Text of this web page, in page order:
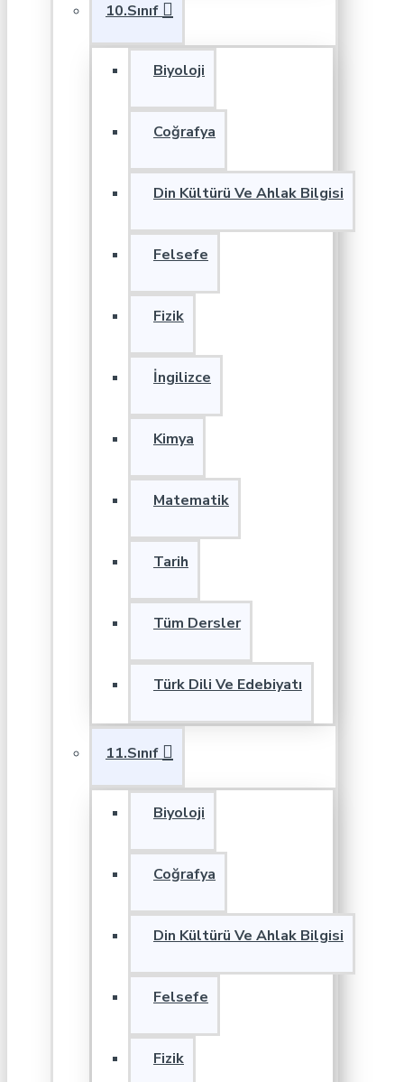
10.Sınıf
Biyoloji
Coğrafya
Din Kültürü Ve Ahlak Bilgisi
Felsefe
Fizik
İngilizce
Kimya
Matematik
Tarih
Tüm Dersler
Türk Dili Ve Edebiyatı
11.Sınıf
Biyoloji
Coğrafya
Din Kültürü Ve Ahlak Bilgisi
Felsefe
Fizik